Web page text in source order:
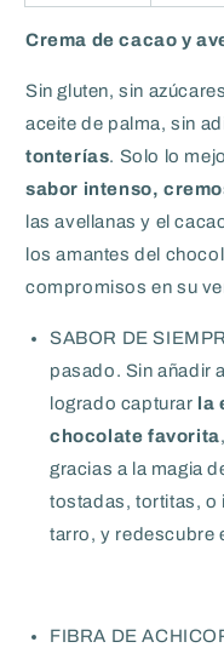
Crema de cacao y
Sin gluten, sin
aceite de palma, sin
tonterías. Solo lo
sabor intenso,
las avellanas y el
los amantes del
compromisos en su
SABOR DE
pasado. Sin añadir
logrado capturar la
chocolate favorita
gracias a la magia
tostadas, tortitas, o
tarro, y redescubre
FIBRA DE